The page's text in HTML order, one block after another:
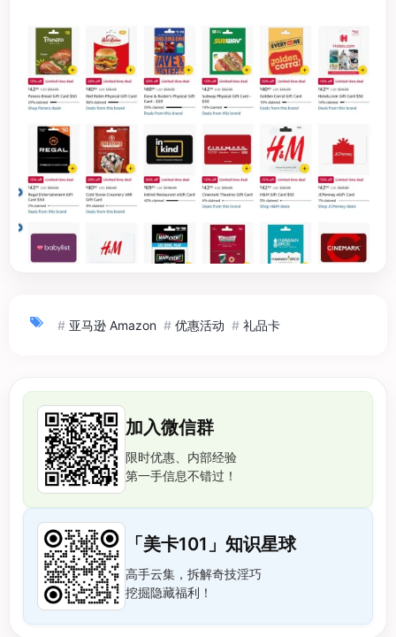
# 亚马逊 Amazon # 优惠活动 # 礼品卡
加入微信群
限时优惠、内部经验
第一手信息不错过！
「美卡101」知识星球
高手云集，拆解奇技淫巧
挖掘隐藏福利！